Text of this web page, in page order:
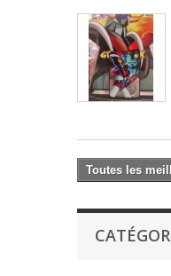
Toutes les